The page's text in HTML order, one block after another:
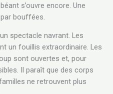
s’ouvre encore. Une
bouffées.
spectacle navrant. Les
un fouillis extraordinaire. Les
sont ouvertes et, pour
Il paraît que des corps
ne retrouvent plus